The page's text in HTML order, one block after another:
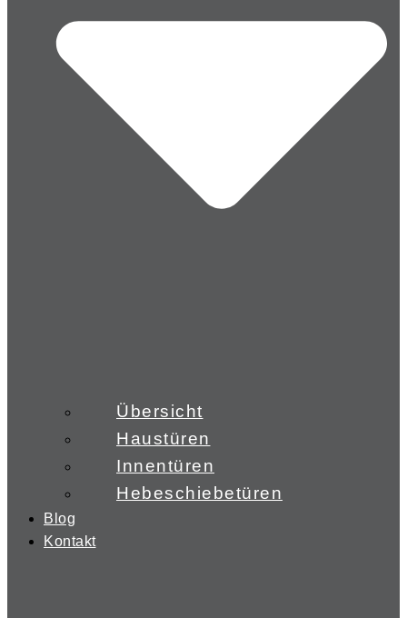
Übersicht
Haustüren
Innentüren
Hebeschiebetüren
Blog
Kontakt